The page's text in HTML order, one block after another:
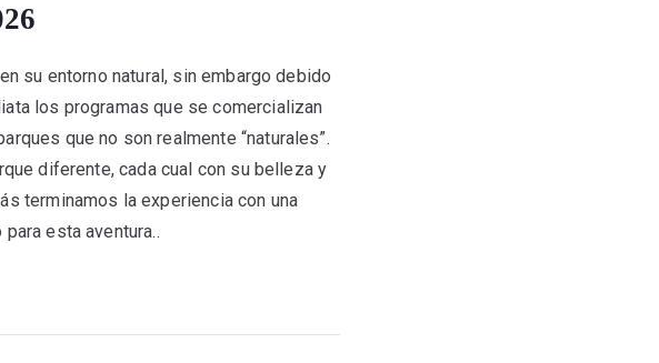
su entorno natural, sin embargo debido
los programas que se comercializan
que no son realmente “naturales”.
diferente, cada cual con su belleza y
terminamos la experiencia con una
esta aventura..